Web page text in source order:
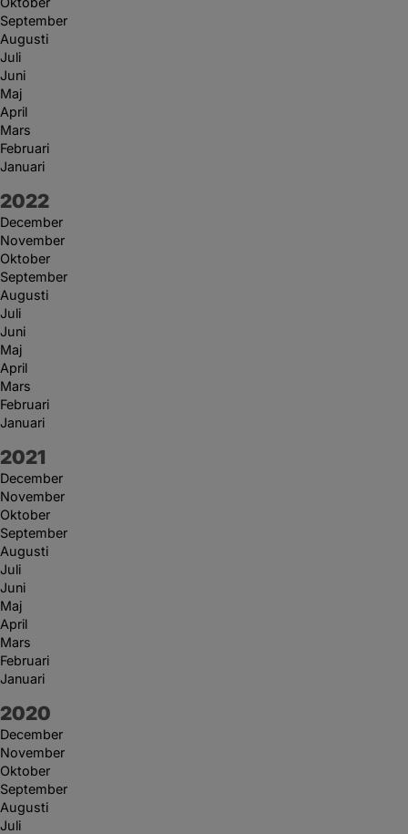
September
Augusti
Juli
Juni
Maj
April
Mars
Februari
Januari
År:
2022
December
November
Oktober
September
Augusti
Juli
Juni
Maj
April
Mars
Februari
Januari
År:
2021
December
November
Oktober
September
Augusti
Juli
Juni
Maj
April
Mars
Februari
Januari
År:
2020
December
November
Oktober
September
Augusti
Juli